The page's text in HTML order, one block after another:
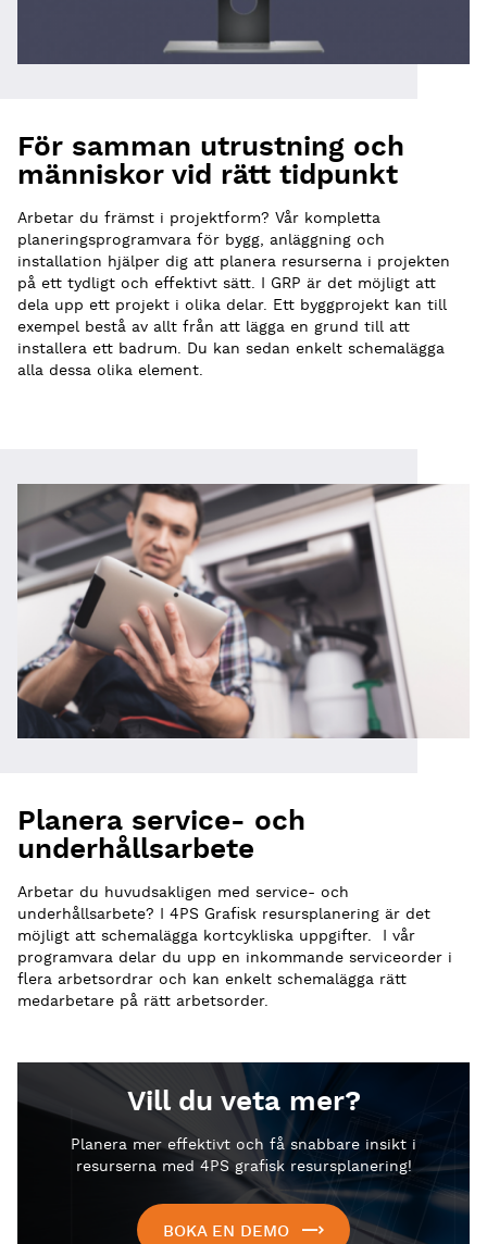
För samman utrustning och
människor vid rätt tidpunkt
Arbetar du främst i projektform? Vår kompletta
planeringsprogramvara för bygg, anläggning och
installation hjälper dig att planera resurserna i projekten
på ett tydligt och effektivt sätt. I GRP är det möjligt att
dela upp ett projekt i olika delar. Ett byggprojekt kan till
exempel bestå av allt från att lägga en grund till att
installera ett badrum. Du kan sedan enkelt schemalägga
alla dessa olika element.
Planera service- och
underhållsarbete
Arbetar du huvudsakligen med service- och
underhållsarbete? I 4PS Grafisk resursplanering är det
möjligt att schemalägga kortcykliska uppgifter. I vår
programvara delar du upp en inkommande serviceorder i
flera arbetsordrar och kan enkelt schemalägga rätt
medarbetare på rätt arbetsorder.
Vill du veta mer?
Planera mer effektivt och få snabbare insikt i
resurserna med 4PS grafisk resursplanering!
BOKA EN DEMO